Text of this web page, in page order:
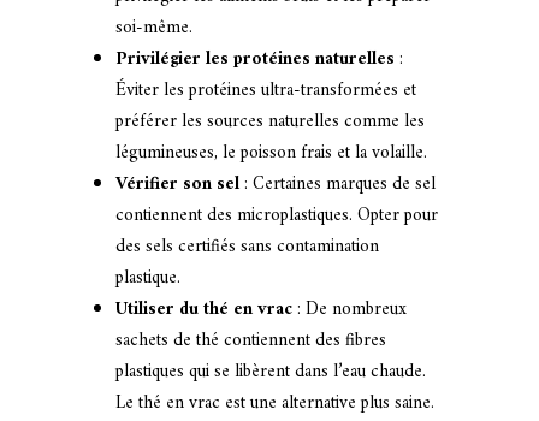
soi-même.
Privilégier les protéines naturelles:
Éviter les protéines ultra-transformées et
préférer les sources naturelles comme les
légumineuses, le poisson frais et la volaille.
Vérifier son sel: Certaines marques de sel
contiennent des microplastiques. Opter pour
des sels certifiés sans contamination
plastique.
Utiliser du thé en vrac: De nombreux
sachets de thé contiennent des fibres
plastiques qui se libèrent dans l’eau chaude.
Le thé en vrac est une alternative plus saine.